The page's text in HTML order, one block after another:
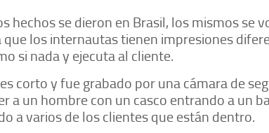
hechos se dieron en Brasil, los mismos se
que los internautas tienen impresiones
si nada y ejecuta al cliente.
corto y fue grabado por una cámara de
a un hombre con un casco entrando a un
a varios de los clientes que están dentro.